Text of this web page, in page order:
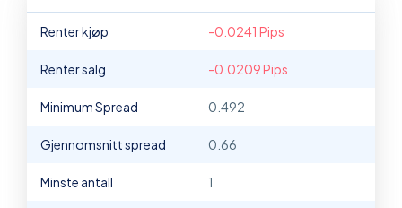
Renter kjøp -0.0241 Pips
Renter salg -0.0209 Pips
Minimum Spread 0.492
Gjennomsnitt spread 0.66
Minste antall 1